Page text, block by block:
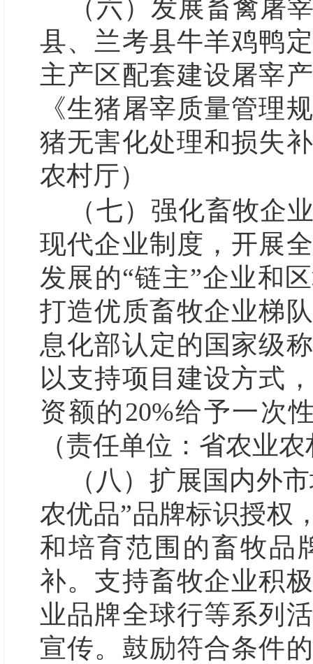
（六）发展畜禽屠
县、兰考县牛羊鸡鸭
主产区配套建设屠宰
《生猪屠宰质量管理
猪无害化处理和损失
农村厅）
（七）强化畜牧企
现代企业制度，开展
发展的“链主”企业和
打造优质畜牧企业梯
息化部认定的国家级
以支持项目建设方式
资额的20%给予一次
（责任单位：省农业
（八）扩展国内外
农优品”品牌标识授权
和培育范围的畜牧品
补。支持畜牧企业积
业品牌全球行等系列
宣传。鼓励符合条件